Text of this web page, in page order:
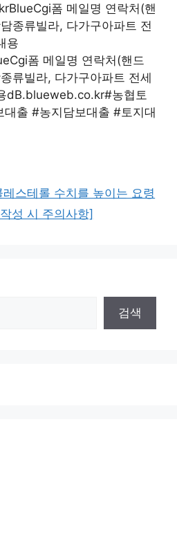
폼 메일명 연락처(핸
종류빌라, 다가구아파트 전
용
폼 메일명 연락처(핸드
류빌라, 다가구아파트 전세
dB.blueweb.co.kr#농협토
대출 #농지담보대출 #토지대
스테롤 수치를 높이는 요령
성 시 주의사항]
검색